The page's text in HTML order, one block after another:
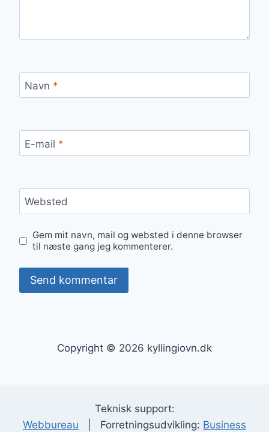
Navn *
E-mail *
Websted
Gem mit navn, mail og websted i denne browser
til næste gang jeg kommenterer.
Copyright © 2026 kyllingiovn.dk
Teknisk support:
Webbureau | Forretningsudvikling: Business